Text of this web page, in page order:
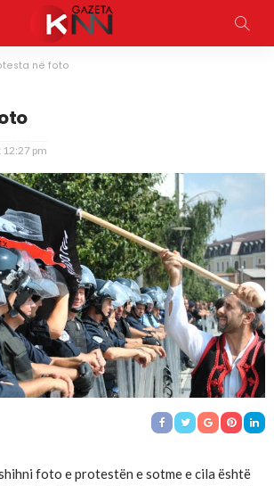
në foto
pm
foto e protestën e sotme e cila është